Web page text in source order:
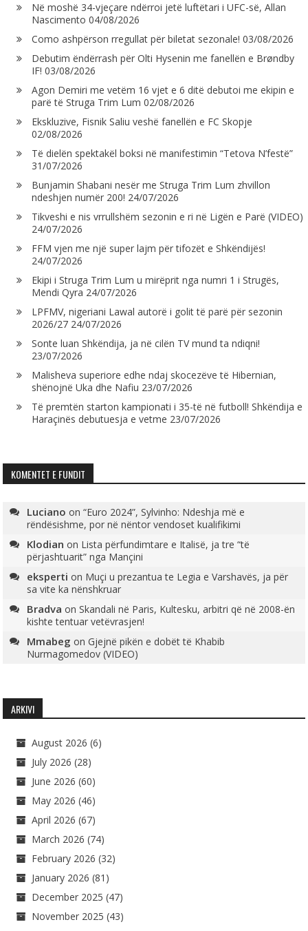
Në moshë 34-vjeçare ndërroi jetë luftëtari i UFC-së, Allan
Nascimento 04/08/2026
Como ashpërson rregullat për biletat sezonale! 03/08/2026
Debutim ëndërrash për Olti Hysenin me fanellën e Brøndby
IF! 03/08/2026
Agon Demiri me vetëm 16 vjet e 6 ditë debutoi me ekipin e
parë të Struga Trim Lum 02/08/2026
Ekskluzive, Fisnik Saliu veshë fanellën e FC Skopje
02/08/2026
Të dielën spektakël boksi në manifestimin “Tetova N’festë”
31/07/2026
Bunjamin Shabani nesër me Struga Trim Lum zhvillon
ndeshjen numër 200! 24/07/2026
Tikveshi e nis vrrullshëm sezonin e ri në Ligën e Parë (VIDEO)
24/07/2026
FFM vjen me një super lajm për tifozët e Shkëndijës!
24/07/2026
Ekipi i Struga Trim Lum u mirëprit nga numri 1 i Strugës,
Mendi Qyra 24/07/2026
LPFMV, nigeriani Lawal autorë i golit të parë për sezonin
2026/27 24/07/2026
Sonte luan Shkëndija, ja në cilën TV mund ta ndiqni!
23/07/2026
Malisheva superiore edhe ndaj skocezëve të Hibernian,
shënojnë Uka dhe Nafiu 23/07/2026
Të premtën starton kampionati i 35-të në futboll! Shkëndija e
Haraçinës debutuesja e vetme 23/07/2026
KOMENTET E FUNDIT
Luciano on“Euro 2024”, Sylvinho: Ndeshja më e
rëndësishme, por në nëntor vendoset kualifikimi
Klodian on Lista përfundimtare e Italisë, ja tre “të
përjashtuarit” nga Mançini
eksperti on Muçi u prezantua te Legia e Varshavës, ja për
sa vite ka nënshkruar
Bradva onSkandali në Paris, Kultesku, arbitri që në 2008-ën
kishte tentuar vetëvrasjen!
Mmabeg onGjejnë pikën e dobët të Khabib
Nurmagomedov (VIDEO)
ARKIVI
August 2026 (6)
July 2026 (28)
June 2026 (60)
May 2026 (46)
April 2026 (67)
March 2026 (74)
February 2026 (32)
January 2026 (81)
December 2025 (47)
November 2025 (43)